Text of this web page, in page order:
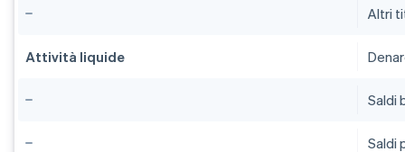
Altri
Attività liquide
Saldi
Saldi